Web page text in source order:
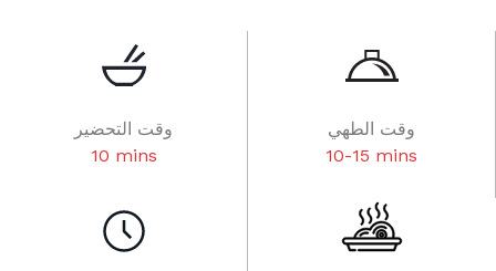
وقت التحضير
10 mins
وقت الطهي
10-15 mins